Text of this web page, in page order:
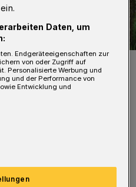
neue Fahrradgarage.
in den
ein wichtiger
Daten, um
Endgeräteeigenschaften zur
von oder Zugriff auf
Personalisierte Werbung und
und der Performance von
Entwicklung und